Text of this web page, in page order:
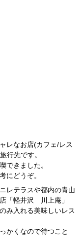
レなお店(カフェ/レス
行先です。
できました。
にどうぞ。
レテラスや都内の青山
「軽井沢 川上庵」
み入れる美味しいレス
かくなので待つこと